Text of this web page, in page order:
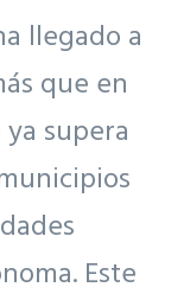
llegado a
que en
supera
Este